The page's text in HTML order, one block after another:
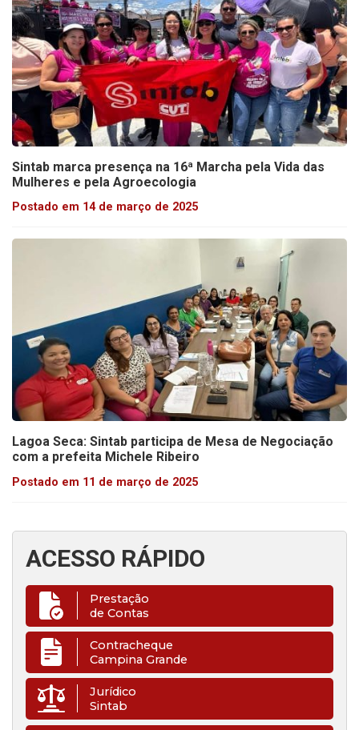
Sintab marca presença na 16ª Marcha pela Vida das
Mulheres e pela Agroecologia
Postado em 14 de março de 2025
Lagoa Seca: Sintab participa de Mesa de Negociação
com a prefeita Michele Ribeiro
Postado em 11 de março de 2025
ACESSO RÁPIDO
Prestação
de Contas
Contracheque
Campina Grande
Jurídico
Sintab